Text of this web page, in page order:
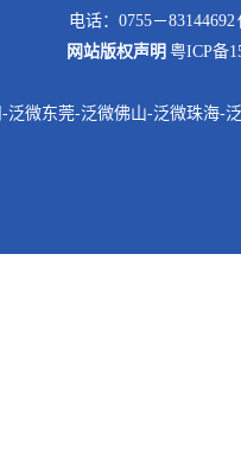
电话：0755－
网站版权声明 粤ICP备
-泛微东莞-泛微佛山-泛微珠海-